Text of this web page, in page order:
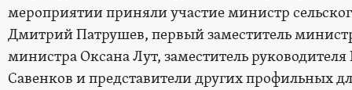
мероприятии приняли участие министр
Дмитрий Патрушев, первый заместитель
министра Оксана Лут, заместитель
Савенков и представители других профильных